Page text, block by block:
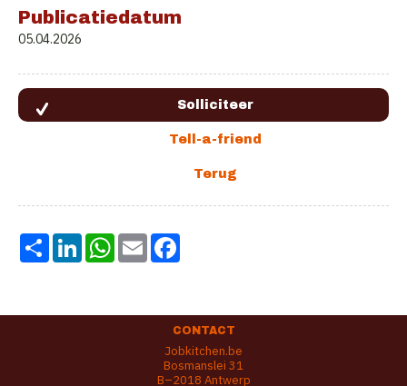
Publicatiedatum
05.04.2026
Share LinkedInWhatsApp
Email
CONTACT
Jobkitchen.be
Bosmanslei 31
B–2018 Antwerp